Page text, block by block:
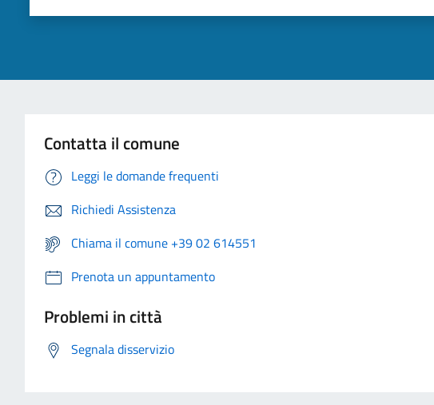
Contatta il comune
Leggi le domande frequenti
Richiedi Assistenza
Chiama il comune +39 02 614551
Prenota un appuntamento
Problemi in città
Segnala disservizio